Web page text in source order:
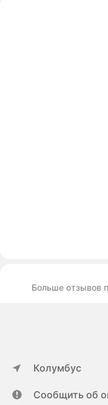
Больше отзывов
Колумбус
Сообщить об